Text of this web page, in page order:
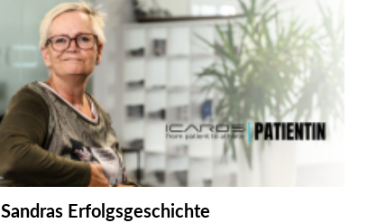
Sandras Erfolgsgeschichte